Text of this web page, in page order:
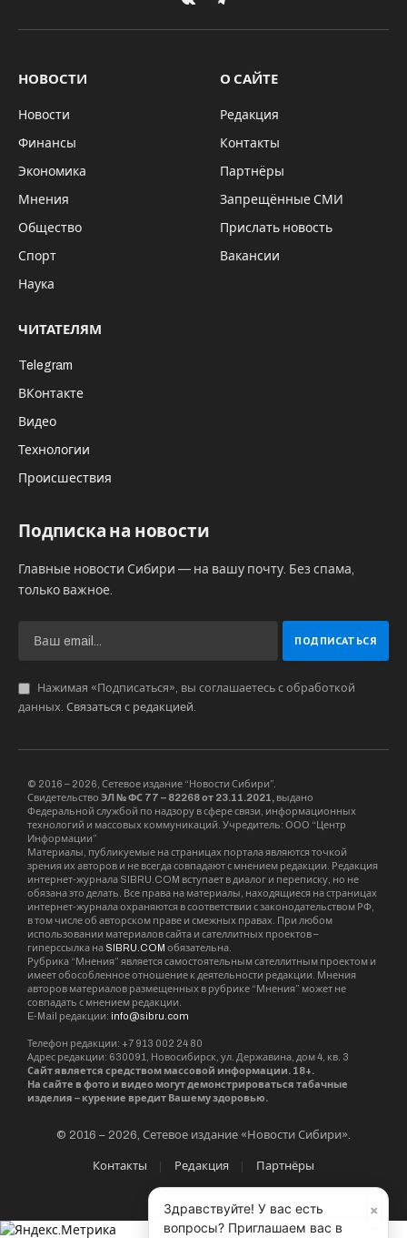
VKontakteTelegram
НОВОСТИ
Новости
Финансы
Экономика
Мнения
Общество
Спорт
Наука
О САЙТЕ
Редакция
Контакты
Партнёры
Запрещённые СМИ
Прислать новость
Вакансии
ЧИТАТЕЛЯМ
Telegram
ВКонтакте
Видео
Технологии
Происшествия
Подписка на новости
Главные новости Сибири — на вашу почту. Без спама,
только важное.
Нажимая «Подписаться», вы соглашаетесь с обработкой
данных. Связаться с редакцией.
© 2016 – 2026, Сетевое издание “Новости Сибири”.
Свидетельство ЭЛ № ФС 77 – 82268 от 23.11.2021, выдано
Федеральной службой по надзору в сфере связи, информационных
технологий и массовых коммуникаций. Учредитель: ООО “Центр
Информации”
Материалы, публикуемые на страницах портала являются точкой
зрения их авторов и не всегда совпадают с мнением редакции. Редакция
интернет-журнала SIBRU.COM вступает в диалог и переписку, но не
обязана это делать. Все права на материалы, находящиеся на страницах
интернет-журнала охраняются в соответствии с законодательством РФ,
в том числе об авторском праве и смежных правах. При любом
использовании материалов сайта и сателлитных проектов –
гиперссылка на SIBRU.COM обязательна.
Рубрика “Мнения” является самостоятельным сателлитным проектом и
имеет обособленное отношение к деятельности редакции. Мнения
авторов материалов размещенных в рубрике “Мнения” может не
совпадать с мнением редакции.
E-Mail редакции: info@sibru.com
Телефон редакции: +7 913 002 24 80
Адрес редакции: 630091, Новосибирск, ул. Державина, дом 4, кв. 3
Сайт является средством массовой информации. 18+.
На сайте в фото и видео могут демонстрироваться табачные
изделия – курение вредит Вашему здоровью.
© 2016 – 2026, Сетевое издание «Новости Сибири».
Контакты Редакция Партнёры
×
Здравствуйте! У вас есть
вопросы? Приглашаем вас в